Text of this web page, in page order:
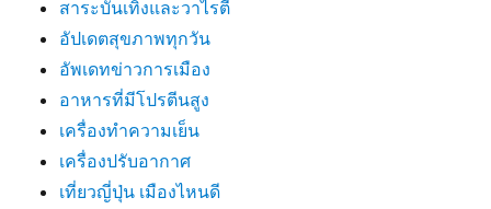
สาระบันเทิงและวาไรตี้
อัปเดตสุขภาพทุกวัน
อัพเดทข่าวการเมือง
อาหารที่มีโปรตีนสูง
เครื่องทำความเย็น
เครื่องปรับอากาศ
เที่ยวญี่ปุ่น เมืองไหนดี